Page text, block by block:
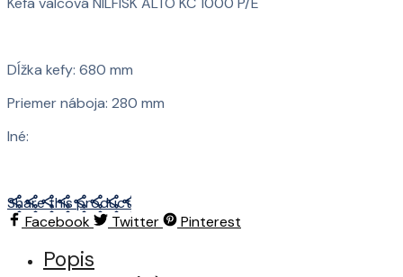
Dĺžka kefy: 680 mm
Priemer náboja: 280 mm
Iné:
Share this product
Facebook
Twitter Pinterest
Popis